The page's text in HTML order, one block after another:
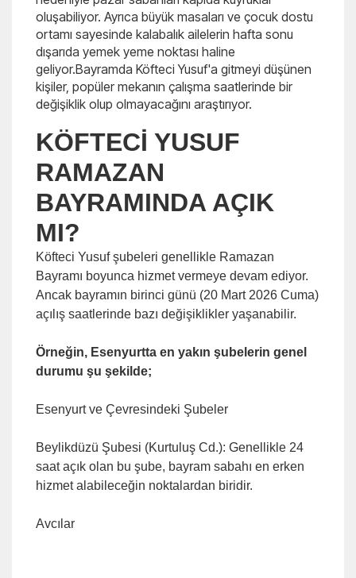
oluşabiliyor. Ayrıca büyük masaları ve çocuk dostu
ortamı sayesinde kalabalık ailelerin hafta sonu
dışarıda yemek yeme noktası haline
geliyor.Bayramda Köfteci Yusuf'a gitmeyi düşünen
kişiler, popüler mekanın çalışma saatlerinde bir
değişiklik olup olmayacağını araştırıyor.
KÖFTECİ YUSUF
RAMAZAN
BAYRAMINDA AÇIK
MI?
Köfteci Yusuf şubeleri genellikle Ramazan
Bayramı boyunca hizmet vermeye devam ediyor.
Ancak bayramın birinci günü (20 Mart 2026 Cuma)
açılış saatlerinde bazı değişiklikler yaşanabilir.
Örneğin, Esenyurtta en yakın şubelerin genel
durumu şu şekilde;
Esenyurt ve Çevresindeki Şubeler
Beylikdüzü Şubesi (Kurtuluş Cd.): Genellikle 24
saat açık olan bu şube, bayram sabahı en erken
hizmet alabileceğin noktalardan biridir.
Avcılar